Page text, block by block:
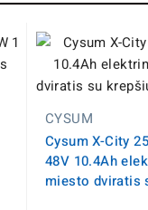
CYSUM
Cysum X-City
48V 10.4Ah
miesto dviratis